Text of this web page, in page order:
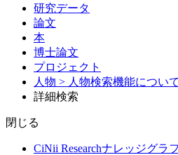
研究データ
論文
本
博士論文
プロジェクト
人物 > 人物検索機能について
詳細検索
閉じる
CiNii Researchナレッジグラ